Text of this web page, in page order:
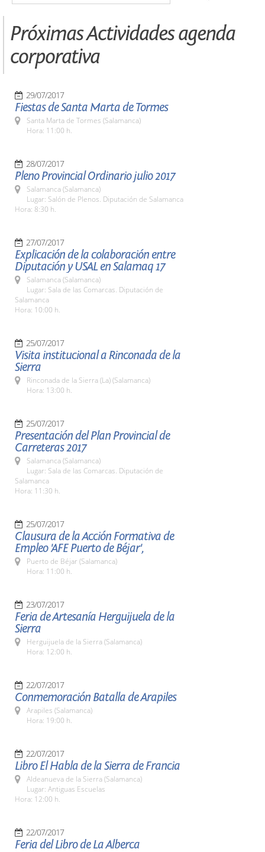
Próximas Actividades agenda
corporativa
29/07/2017
Fiestas de Santa Marta de Tormes
Santa Marta de Tormes (Salamanca)
Hora: 11:00 h.
28/07/2017
Pleno Provincial Ordinario julio 2017
Salamanca (Salamanca)
Lugar: Salón de Plenos. Diputación de Salamanca
Hora: 8:30 h.
27/07/2017
Explicación de la colaboración entre
Diputación y USAL en Salamaq 17
Salamanca (Salamanca)
Lugar: Sala de las Comarcas. Diputación de
Salamanca
Hora: 10:00 h.
25/07/2017
Visita institucional a Rinconada de la
Sierra
Rinconada de la Sierra (La) (Salamanca)
Hora: 13:00 h.
25/07/2017
Presentación del Plan Provincial de
Carreteras 2017
Salamanca (Salamanca)
Lugar: Sala de las Comarcas. Diputación de
Salamanca
Hora: 11:30 h.
25/07/2017
Clausura de la Acción Formativa de
Empleo 'AFE Puerto de Béjar',
Puerto de Béjar (Salamanca)
Hora: 11:00 h.
23/07/2017
Feria de Artesanía Herguijuela de la
Sierra
Herguijuela de la Sierra (Salamanca)
Hora: 12:00 h.
22/07/2017
Conmemoración Batalla de Arapiles
Arapiles (Salamanca)
Hora: 19:00 h.
22/07/2017
Libro El Habla de la Sierra de Francia
Aldeanueva de la Sierra (Salamanca)
Lugar: Antiguas Escuelas
Hora: 12:00 h.
22/07/2017
Feria del Libro de La Alberca